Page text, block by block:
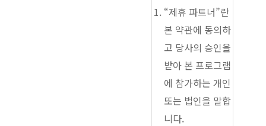
“제휴 파트너”란
본 약관에 동의하
고 당사의 승인을
받아 본 프로그램
에 참가하는 개인
또는 법인을 말합
니다.